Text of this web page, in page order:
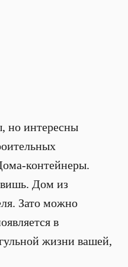
но интересны
контейнеры.
Дом из
Зато можно
в
жизни вашей,